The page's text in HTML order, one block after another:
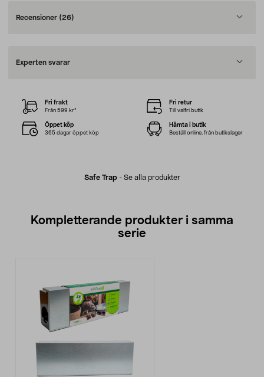
Recensioner (26)
Experten svarar
Safe Trap - Se alla produkter
Fri frakt
Från 599 kr*
Fri retur
Till valfri butik
Öppet köp
365 dagar öppet köp
Hämta i butik
Beställ online, från butikslager
Kompletterande produkter i samma
serie